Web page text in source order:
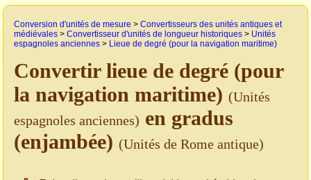
Conversion d'unités de mesure > Convertisseurs des unités antiques et
médiévales > Convertisseur d'unités de longueur historiques > Unités
espagnoles anciennes > Lieue de degré (pour la navigation maritime)
Convertir lieue de degré (pour
la navigation maritime) (Unités
espagnoles anciennes) en gradus
(enjambée) (Unités de Rome antique)